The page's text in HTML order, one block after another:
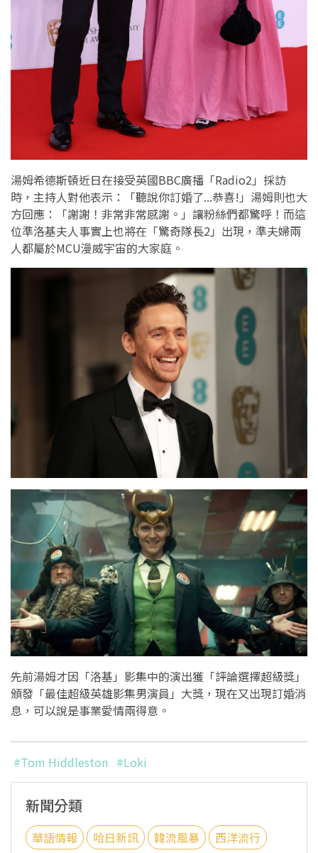
湯姆希德斯頓近日在接受英國BBC廣播「Radio2」採訪
時，主持人對他表示：「聽說你訂婚了...恭喜!」湯姆則也大
方回應：「謝謝！非常非常感謝。」讓粉絲們都驚呼！而這
位準洛基夫人事實上也將在「驚奇隊長2」出現，準夫婦兩
人都屬於MCU漫威宇宙的大家庭。
先前湯姆才因「洛基」影集中的演出獲「評論選擇超級獎」
頒發「最佳超級英雄影集男演員」大獎，現在又出現訂婚消
息，可以說是事業愛情兩得意。
#Tom Hiddleston #Loki
新聞分類
華語情報 哈日新訊 韓流風暴 西洋流行